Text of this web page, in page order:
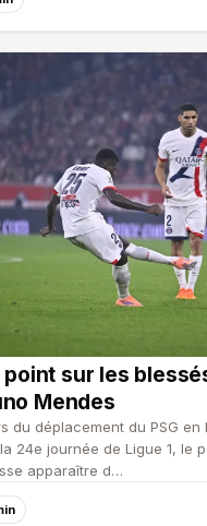
point sur les
Mendes
du déplacement du PSG en
24e journée de Ligue 1, le
apparaître d…